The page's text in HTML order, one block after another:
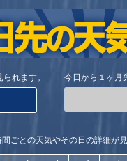
れます。 今日から１ヶ月
ごとの天気やその日の詳細が見